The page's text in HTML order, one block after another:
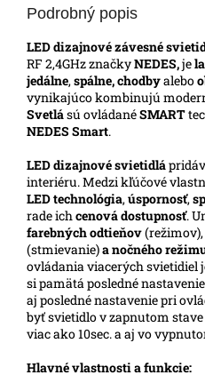
Podrobný popis
LED dizajnové závesné
RF 2,4GHz značkyNEDES,je
jedálne,spálne, chodbyalebo
vynikajúco kombinujú
Svetlású ovládanéSMART
NEDES Smart.
LEDdizajnové svietidlá
interiéru. Medzi kľúčové
LED technológia,úspornosť,
rade ichcenová dostupnosť.
farebných odtieňov(režimov),
(stmievanie)a nočného
ovládania viacerých svietidiel
si pamätá posledné
aj posledné nastavenie pri
byť svietidlo v zapnutom
viac ako 10sec. a aj vo
Hlavné vlastnosti a funkcie: